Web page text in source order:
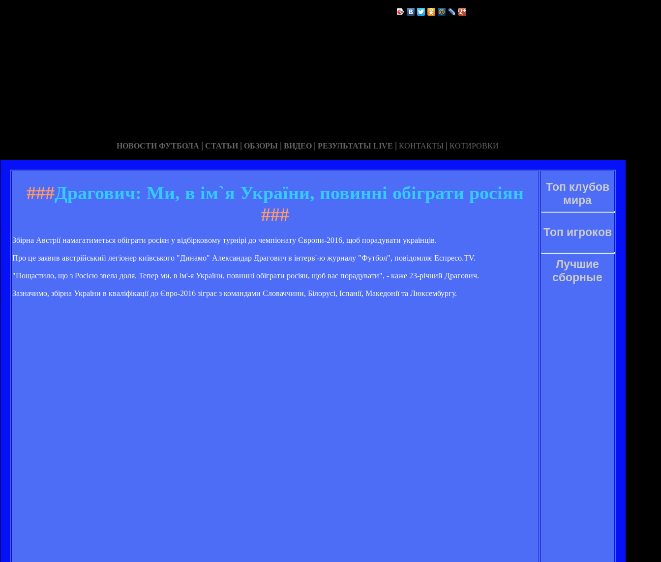
НОВОСТИ ФУТБОЛА | СТАТЬИ | ОБЗОРЫ | ВИДЕО | РЕЗУЛЬТАТЫ LIVE | КОНТАКТЫ | КОТИРОВКИ
###Драгович: Ми, в ім`я України, повинні обіграти росіян
###
Збірна Австрії намагатиметься обіграти росіян у відбірковому турнірі до чемпіонату Європи-2016, щоб порадувати українців.
Про це заявив австрійський легіонер київського "Динамо" Александар Драгович в інтерв'-ю журналу "Футбол", повідомляє Еспресо.TV.
"Пощастило, що з Росією звела доля. Тепер ми, в ім'-я України, повинні обіграти росіян, щоб вас порадувати", - каже 23-річний Драгович.
Зазначимо, збірна України в кваліфікації до Євро-2016 зіграє з командами Словаччини, Білорусі, Іспанії, Македонії та Люксембургу.
Топ клубов
мира
Топ игроков
Лучшие
сборные